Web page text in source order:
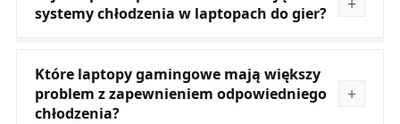
systemy chłodzenia w laptopach do gier?
Które laptopy gamingowe mają większy
problem z zapewnieniem odpowiedniego
chłodzenia?